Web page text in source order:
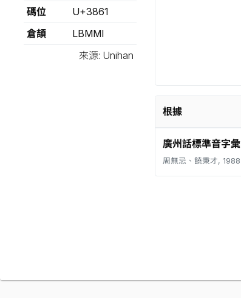
碼位
U+3861
倉頡
LBMMI
來源: Unihan
根據
廣州話標準音字彙
周無忌、饒秉才, 1988